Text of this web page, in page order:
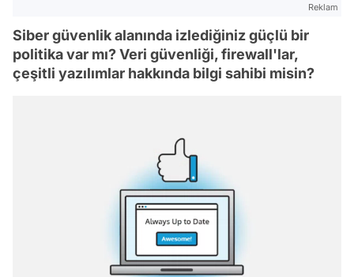
Reklam
Siber güvenlik alanında izlediğiniz güçlü bir
politika var mı? Veri güvenliği, firewall'lar,
çeşitli yazılımlar hakkında bilgi sahibi misin?